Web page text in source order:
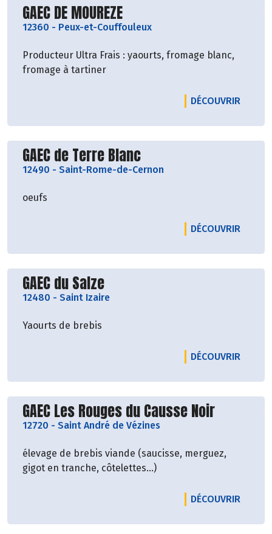
Découvrir le producteur
GAEC DE MOUREZE
12360 - Peux-et-Couffouleux
Producteur Ultra Frais : yaourts, fromage blanc,
fromage à tartiner
DÉCOUVRIR
Découvrir le producteur
GAEC de Terre Blanc
12490 - Saint-Rome-de-Cernon
oeufs
DÉCOUVRIR
Découvrir le producteur
GAEC du Salze
12480 - Saint Izaire
Yaourts de brebis
DÉCOUVRIR
Découvrir le producteur
GAEC Les Rouges du Causse Noir
12720 - Saint André de Vézines
élevage de brebis viande (saucisse, merguez,
gigot en tranche, côtelettes...)
DÉCOUVRIR